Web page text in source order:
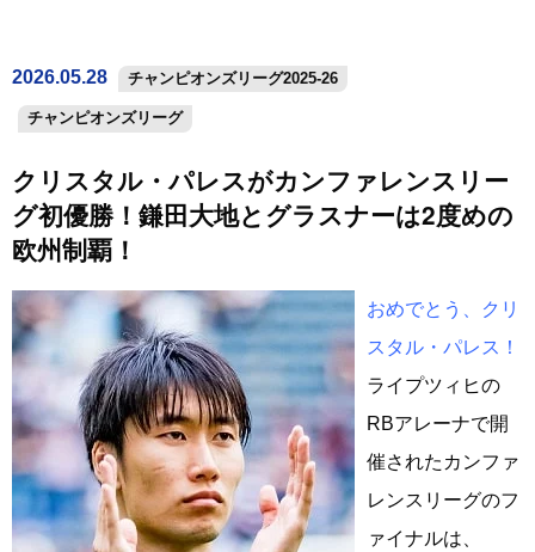
2026.05.28 チャンピオンズリーグ2025-26
チャンピオンズリーグ
クリスタル・パレスがカンファレンスリー
グ初優勝！鎌田大地とグラスナーは2度めの
欧州制覇！
おめでとう、クリ
スタル・パレス！
ライプツィヒの
RBアレーナで開
催されたカンファ
レンスリーグのフ
ァイナルは、